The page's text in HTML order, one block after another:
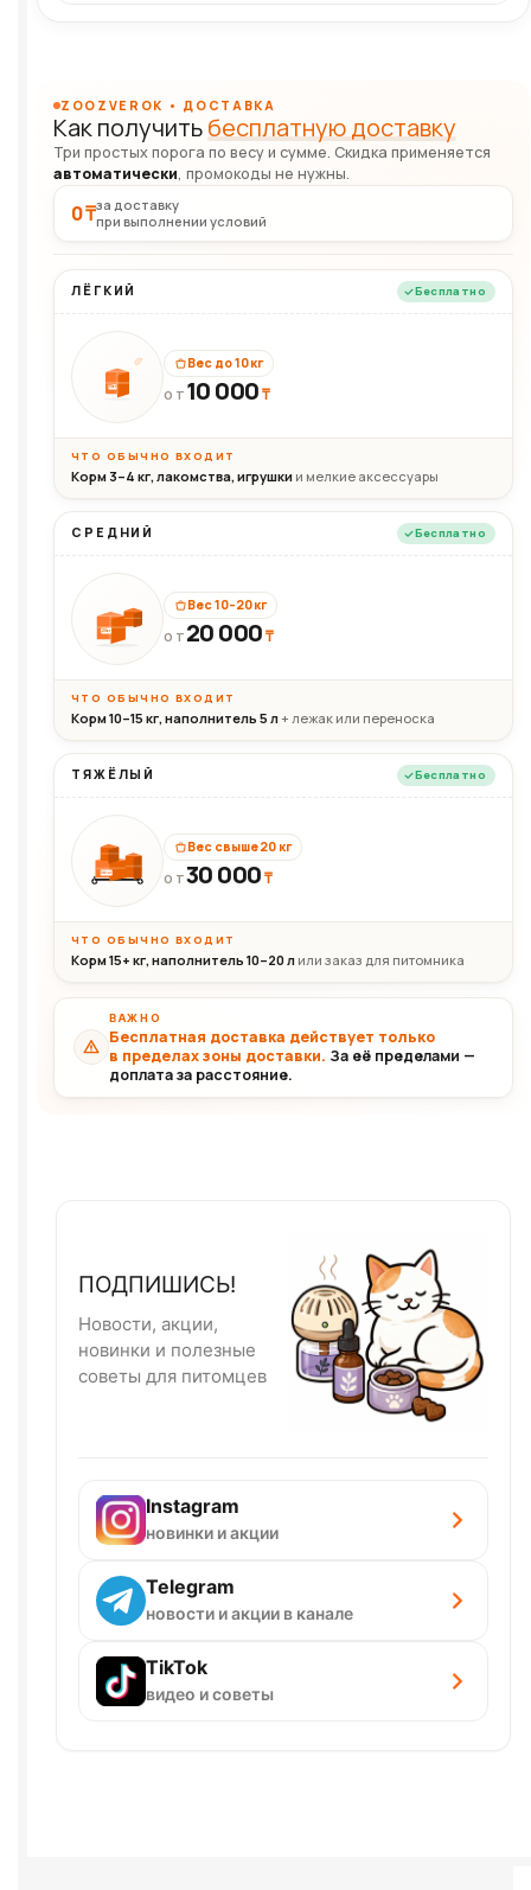
ZOOZVEROK • ДОСТАВКА
Как получитьбесплатную доставку
Три простых порога по весу и сумме. Скидка применяется
автоматически, промокоды не нужны.
0 ₸за доставку
при выполнении условий
ЛЁГКИЙ Бесплатно
10кг
Вес до 10 кг
ОТ 10 000₸
ЧТО ОБЫЧНО ВХОДИТ
Корм 3–4 кг, лакомства, игрушки и мелкие аксессуары
СРЕДНИЙ Бесплатно
20кг
Вес 10–20 кг
ОТ 20 000₸
ЧТО ОБЫЧНО ВХОДИТ
Корм 10–15 кг, наполнитель 5 л+ лежак или переноска
ТЯЖЁЛЫЙ Бесплатно
30+кг
Вес свыше 20 кг
ОТ30 000₸
ЧТО ОБЫЧНО ВХОДИТ
Корм 15+ кг, наполнитель 10–20 л или заказ для питомника
ВАЖНО
Бесплатная доставка действует только
в пределах зоны доставки. За её пределами —
доплата за расстояние.
ПОДПИШИСЬ!
Новости, акции,
новинки и полезные
советы для питомцев
Instagram
новинки и акции
Telegram
новости и акции в канале
TikTok
видео и советы